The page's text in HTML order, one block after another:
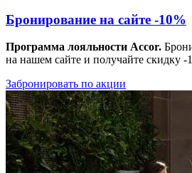
Бронирование на сайте -10%
Программа лояльности Accor.
на нашем сайте и получайте скидку -
Забронировать по акции